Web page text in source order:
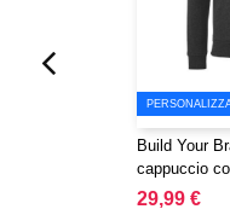
Build Your
cappuccio
29,99 €